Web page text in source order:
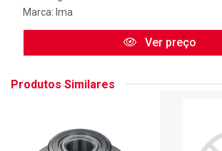
Marca: Ima
Ver preço
Produtos Similares